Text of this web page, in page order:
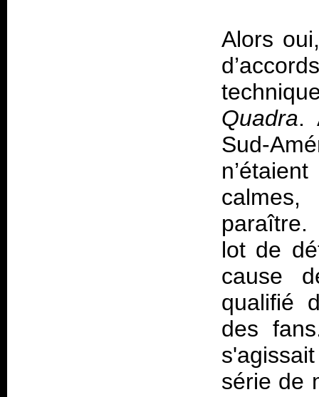
Alors
Quadra.
Sud-
lot de
cause
qualifié
des
série de